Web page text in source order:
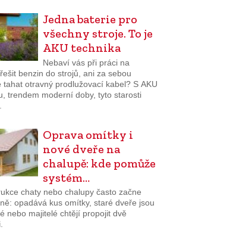
Jedna baterie pro
všechny stroje. To je
AKU technika
Nebaví vás při práci na
benzin do strojů, ani za sebou
tahat otravný prodlužovací kabel? S AKU
trendem moderní doby, tyto starosti
Oprava omítky i
nové dveře na
chalupě: kde pomůže
systém…
chaty nebo chalupy často začne
opadává kus omítky, staré dveře jsou
nebo majitelé chtějí propojit dvě